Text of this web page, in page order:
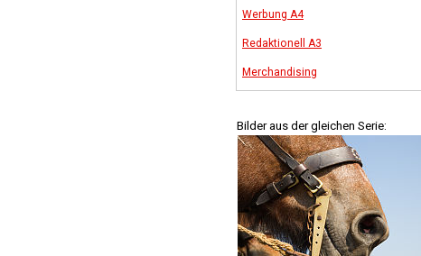
Werbung A4
Redaktionell A3
Merchandising
Bilder aus der gleichen Serie: